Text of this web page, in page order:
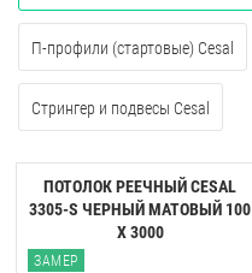
П-профили (стартовые) Cesal
Стрингер и подвесы Cesal
ПОТОЛОК РЕЕЧНЫЙ CESAL
3305-S ЧЕРНЫЙ МАТОВЫЙ 100
Х 3000
ЗАМЕР